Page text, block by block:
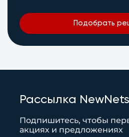
Подобрать
Рассылка NewNets
Подпишитесь, чтобы
акциях и предложениях